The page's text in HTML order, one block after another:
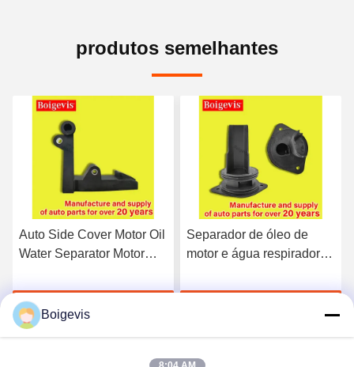
produtos semelhantes
Auto Side Cover Motor Oil
Water Separator Motor
Para 16V 1.6
Falem Agora.
Separador de óleo de
motor e água respirador
Polo Jetta Nova LaVida
Boigevis